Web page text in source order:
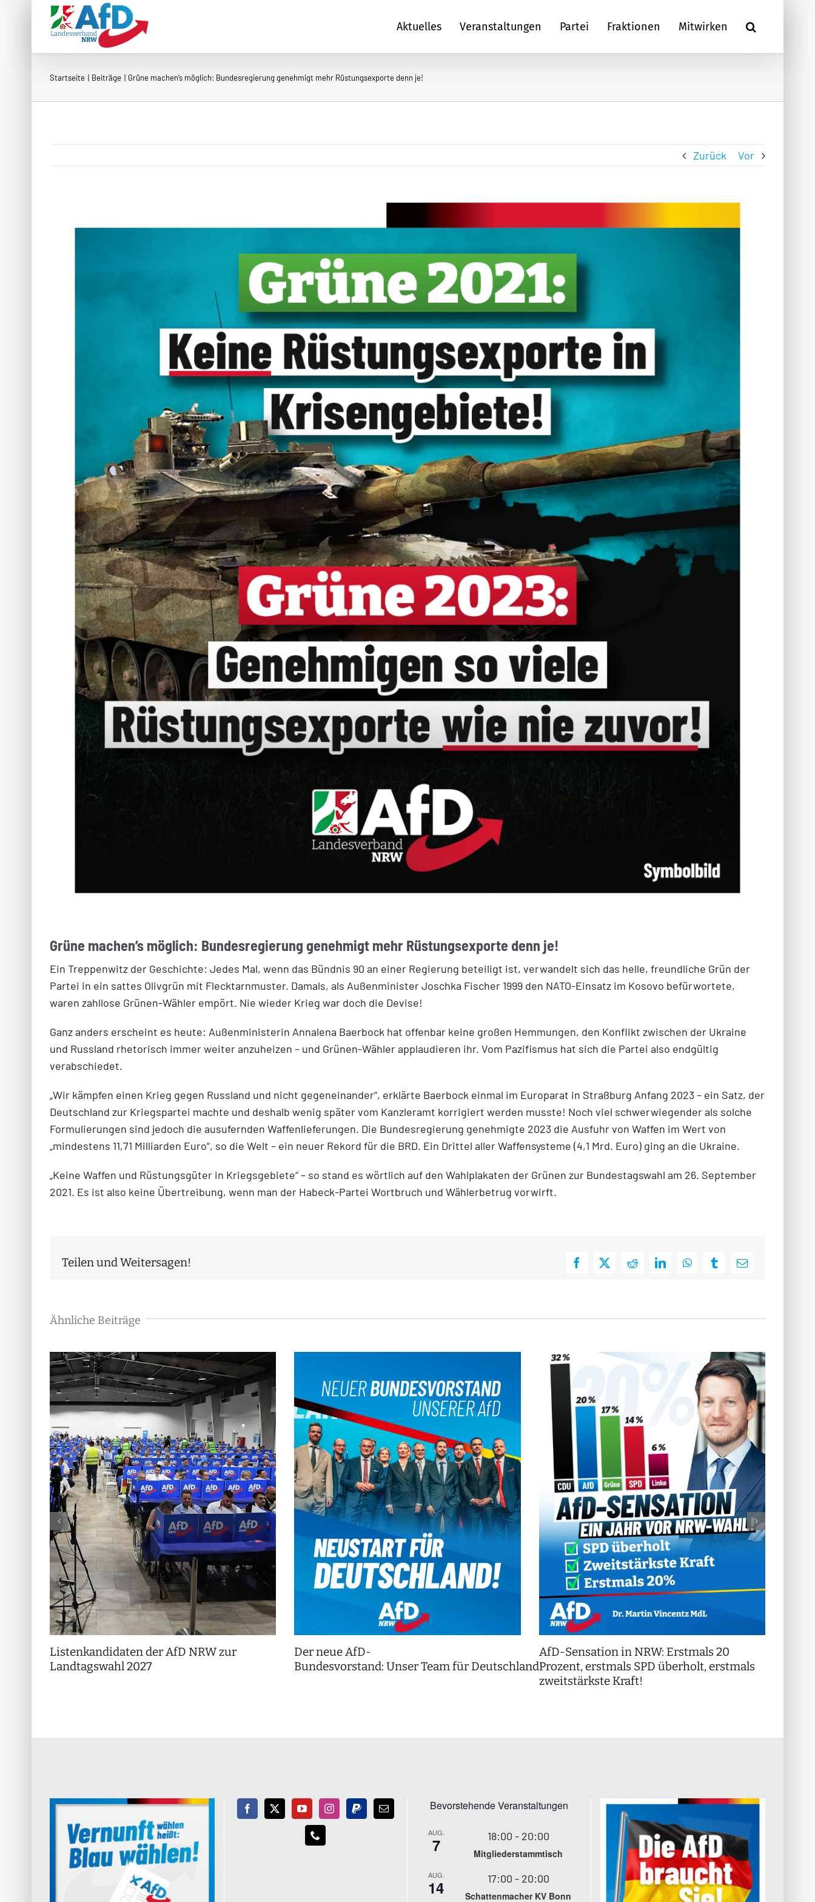
Aktuelles Veranstaltungen Partei Fraktionen Mitwirken
Startseite Beiträge Grüne machen’s möglich: Bundesregierung genehmigt mehr Rüstungsexporte denn je!
Zurück Vor
Grüne machen’s möglich: Bundesregierung genehmigt mehr Rüstungsexporte denn je!
Ein Treppenwitz der Geschichte: Jedes Mal, wenn das Bündnis 90 an einer Regierung beteiligt ist, verwandelt sich das helle, freundliche Grün der
Partei in ein sattes Olivgrün mit Flecktarnmuster. Damals, als Außenminister Joschka Fischer 1999 den NATO-Einsatz im Kosovo befürwortete,
waren zahllose Grünen-Wähler empört. Nie wieder Krieg war doch die Devise!
Ganz anders erscheint es heute: Außenministerin Annalena Baerbock hat offenbar keine großen Hemmungen, den Konflikt zwischen der Ukraine
und Russland rhetorisch immer weiter anzuheizen – und Grünen-Wähler applaudieren ihr. Vom Pazifismus hat sich die Partei also endgültig
verabschiedet.
„Wir kämpfen einen Krieg gegen Russland und nicht gegeneinander“, erklärte Baerbock einmal im Europarat in Straßburg Anfang 2023 – ein Satz, der
Deutschland zur Kriegspartei machte und deshalb wenig später vom Kanzleramt korrigiert werden musste! Noch viel schwerwiegender als solche
Formulierungen sind jedoch die ausufernden Waffenlieferungen. Die Bundesregierung genehmigte 2023 die Ausfuhr von Waffen im Wert von
„mindestens 11,71 Milliarden Euro“, so die Welt – ein neuer Rekord für die BRD. Ein Drittel aller Waffensysteme (4,1 Mrd. Euro) ging an die Ukraine.
„Keine Waffen und Rüstungsgüter in Kriegsgebiete“ – so stand es wörtlich auf den Wahlplakaten der Grünen zur Bundestagswahl am 26. September
2021. Es ist also keine Übertreibung, wenn man der Habeck-Partei Wortbruch und Wählerbetrug vorwirft.
Teilen und Weitersagen! Facebook
X RedditLinkedInWhatsAppTumblrE-
Ähnliche Beiträge
Listenkandidaten der AfD NRW zur
Landtagswahl 2027
Der neue AfD-
Bundesvorstand: Unser Team für Deutschland!
AfD-Sensation in NRW: Erstmals 20
Prozent, erstmals SPD überholt, erstmals
zweitstärkste Kraft!
Bevorstehende Veranstaltungen
AUG.
7 18:00 - 20:00
Mitgliederstammtisch
AUG.
14 17:00 - 20:00
Schattenmacher KV Bonn